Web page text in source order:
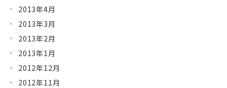
2013年4月
2013年3月
2013年2月
2013年1月
2012年12月
2012年11月